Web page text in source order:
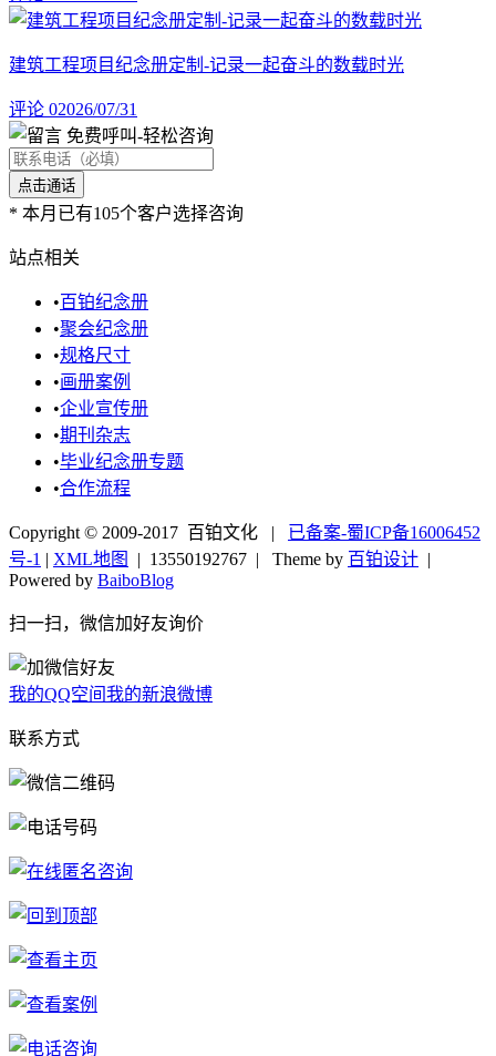
建筑工程项目纪念册定制-记录一起奋斗的数载时光
评论 02026/07/31
免费呼叫-轻松咨询
* 本月已有105个客户选择咨询
站点相关
•百铂纪念册
•聚会纪念册
•规格尺寸
•画册案例
•企业宣传册
•期刊杂志
•毕业纪念册专题
•合作流程
Copyright © 2009-2017 百铂文化 | 已备案-蜀ICP备16006452
号-1 | XML地图 | 13550192767 | Theme by 百铂设计 |
Powered by BaiboBlog
扫一扫，微信加好友询价
我的QQ空间我的新浪微博
联系方式